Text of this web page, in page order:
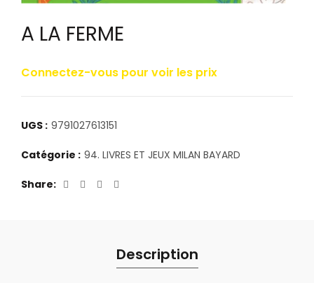
A LA FERME
Connectez-vous pour voir les prix
UGS : 9791027613151
Catégorie : 94. LIVRES ET JEUX MILAN BAYARD
Share
Description